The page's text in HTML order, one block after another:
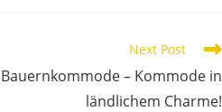
Next Post
Bauernkommode – Kommode in
ländlichem Charme!